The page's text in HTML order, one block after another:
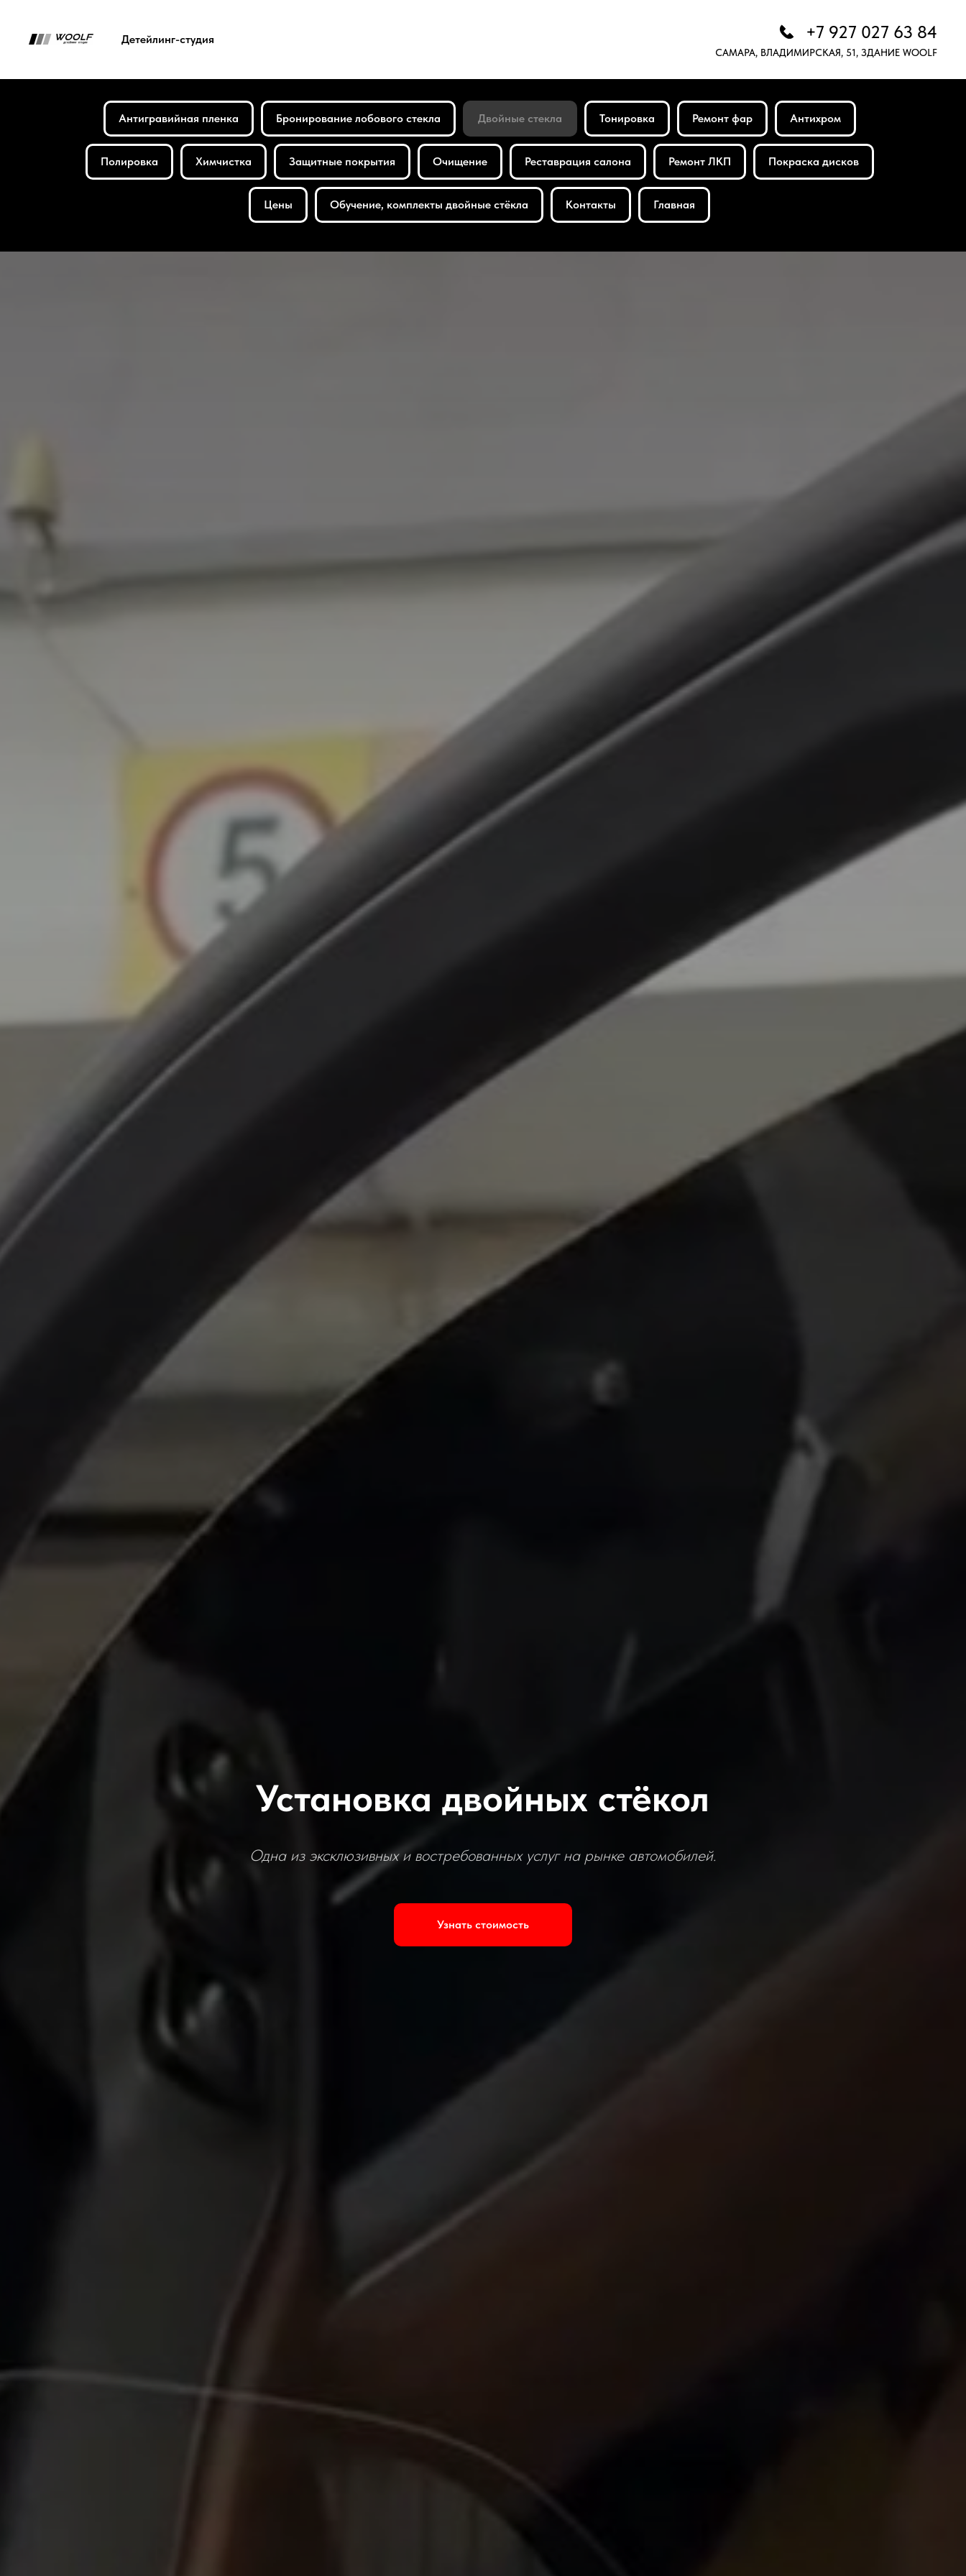
Детейлинг-студия +7 927 027 63 84
САМАРА, ВЛАДИМИРСКАЯ, 51, ЗДАНИЕ WOOLF
Антигравийная пленка Бронирование лобового стекла Двойные стекла Тонировка Ремонт фар Антихром
Полировка Химчистка Защитные покрытия Очищение Реставрация салона Ремонт ЛКП Покраска дисков
Цены Обучение, комплекты двойные стёкла Контакты Главная
Установка двойных стёкол
Одна из эксклюзивных и востребованных услуг на рынке автомобилей.
Узнать стоимость